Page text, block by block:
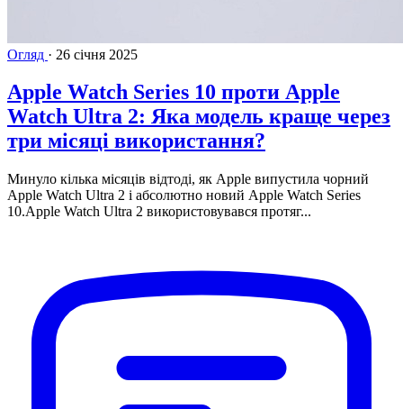
Огляд · 26 січня 2025
Apple Watch Series 10 проти Apple
Watch Ultra 2: Яка модель краще через
три місяці використання?
Минуло кілька місяців відтоді, як Apple випустила чорний
Apple Watch Ultra 2 і абсолютно новий Apple Watch Series
10.Apple Watch Ultra 2 використовувався протяг...